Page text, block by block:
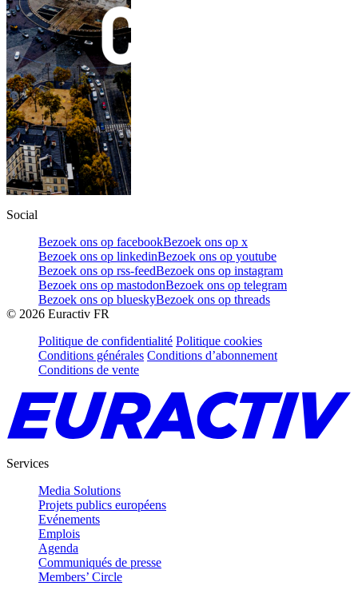
Social
Bezoek ons op facebookBezoek ons op x
Bezoek ons op linkedinBezoek ons op youtube
Bezoek ons op rss-feedBezoek ons op instagram
Bezoek ons op mastodonBezoek ons op telegram
Bezoek ons op blueskyBezoek ons op threads
© 2026 Euractiv FR
Politique de confidentialité Politique cookies
Conditions générales Conditions d’abonnement
Conditions de vente
Services
Media Solutions
Projets publics européens
Evénements
Emplois
Agenda
Communiqués de presse
Members’ Circle